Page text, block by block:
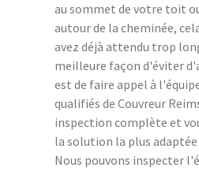
au sommet de votre toit
autour de la cheminée,
avez déjà attendu trop
meilleure façon d'éviter
est de faire appel à
qualifiés de Couvreur
inspection complète et
la solution la plus adaptée
Nous pouvons inspecter